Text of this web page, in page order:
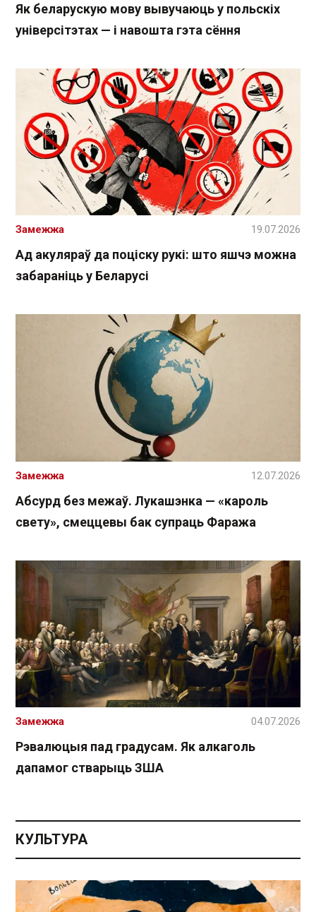
Як беларускую мову вывучаюць у польскіх
універсітэтах — і навошта гэта сёння
Ад акуляраў да поціску рукі: што яшчэ можна
забараніць у Беларусі
Замежжа 19.07.2026
Абсурд без межаў. Лукашэнка — «кароль
свету», смеццевы бак супраць Фаража
Замежжа 12.07.2026
Рэвалюцыя пад градусам. Як алкаголь
дапамог стварыць ЗША
Замежжа 04.07.2026
КУЛЬТУРА